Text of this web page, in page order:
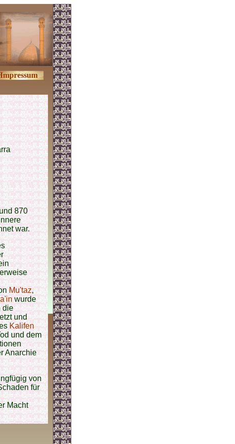
Impressum
870
war.
Mu'taz,
wurde
die
und
Kalifen
und dem
Anarchie
von
für
Macht